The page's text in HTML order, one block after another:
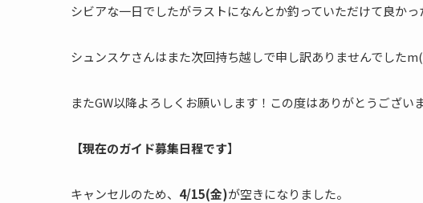
シビアな一日でしたがラストになんとか釣っていただけて良かっ
シュンスケさんはまた次回持ち越しで申し訳ありませんでした
またGW以降よろしくお願いします！この度はありがとうござい
【現在のガイド募集日程です】
キャンセルのため、 4/15(金)が空きになりました。